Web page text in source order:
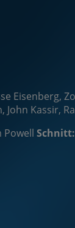
Eisenberg,
Kassir,
Powell Schnitt: